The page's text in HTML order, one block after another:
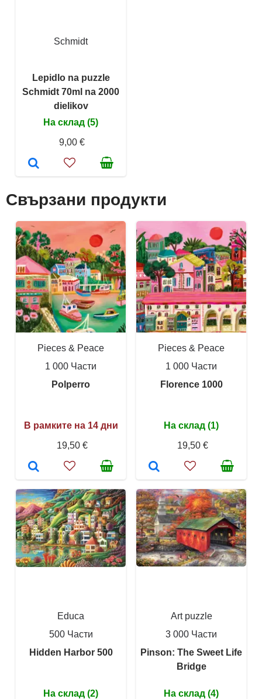
Schmidt
Lepidlo na puzzle
Schmidt 70ml na 2000
dielikov
На склад (5)
9,00 €
Свързани продукти
Pieces & Peace
1 000 Части
Polperro
В рамките на 14 дни
19,50 €
Pieces & Peace
1 000 Части
Florence 1000
На склад (1)
19,50 €
Educa
500 Части
Hidden Harbor 500
На склад (2)
Art puzzle
3 000 Части
Pinson: The Sweet Life
Bridge
На склад (4)